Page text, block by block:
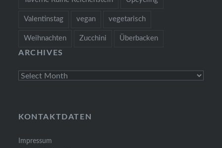
Valentinstag vegan vegetarisch
Weihnachten Zucchini Überbacken
ARCHIVES
Archives
KONTAKTDATEN
Impressum